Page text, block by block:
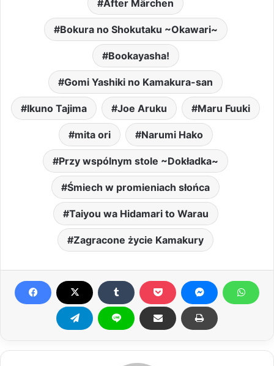
After Märchen
Bokura no Shokutaku ~Okawari~
Bookayasha!
Gomi Yashiki no Kamakura-san
Ikuno Tajima Joe Aruku Maru Fuuki
mita ori Narumi Hako
Przy wspólnym stole ~Dokładka~
Śmiech w promieniach słońca
Taiyou wa Hidamari to Warau
Zagracone życie Kamakury